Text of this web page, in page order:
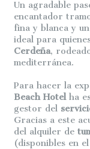
Un agradable
encantador
fina y blanca y un
ideal para
Cerdeña,
mediterránea.
Para hacer la
Beach Hotelha
gestor del
Gracias a este
del alquiler de
(disponibles en